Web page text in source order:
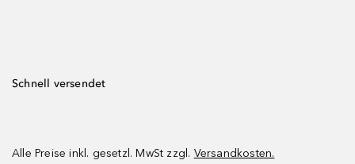
Schnell versendet
Alle Preise inkl. gesetzl. MwSt zzgl. Versandkosten.